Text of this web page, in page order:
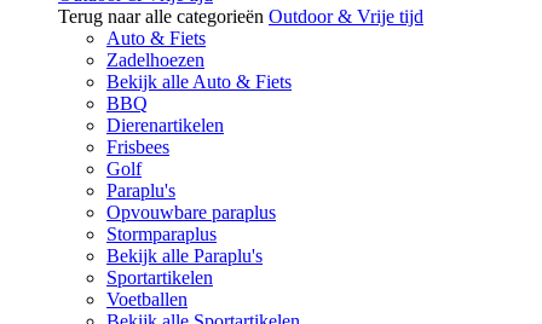
Terug naar alle categorieën Outdoor & Vrije tijd
Auto & Fiets
Zadelhoezen
Bekijk alle Auto & Fiets
BBQ
Dierenartikelen
Frisbees
Golf
Paraplu's
Opvouwbare paraplus
Stormparaplus
Bekijk alle Paraplu's
Sportartikelen
Voetballen